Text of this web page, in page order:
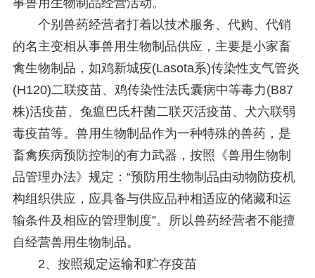
事兽用生物制品经营活动。
个别兽药经营者打着以技术服务、代购、代销
的名主变相从事兽用生物制品供应，主要是小家畜
禽生物制品，如鸡新城疫(Lasota系)传染性支气管炎
(H120)二联疫苗、鸡传染性法氏囊病中等毒力(B87
株)活疫苗、兔瘟巴氏杆菌二联灭活疫苗、犬六联弱
毒疫苗等。兽用生物制品作为一种特殊的兽药，是
畜禽疾病预防控制的有力武器，按照《兽用生物制
品管理办法》规定：“预防用生物制品由动物防疫机
构组织供应，应具备与供应品种相适应的储藏和运
输条件及相应的管理制度”。所以兽药经营者不能擅
自经营兽用生物制品。
2、按照规定运输和贮存疫苗